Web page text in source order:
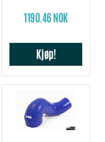
1190.46 NOK
Kjøp!